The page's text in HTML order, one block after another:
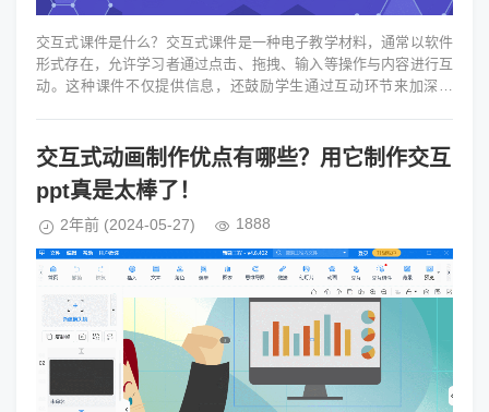
交互式课件是什么？交互式课件是一种电子教学材料，通常以软件
形式存在，允许学习者通过点击、拖拽、输入等操作与内容进行互
动。这种课件不仅提供信息，还鼓励学生通过互动环节来加深理
交互式动画制作优点有哪些？用它制作交互
ppt真是太棒了！
2年前 (2024-05-27) 1888